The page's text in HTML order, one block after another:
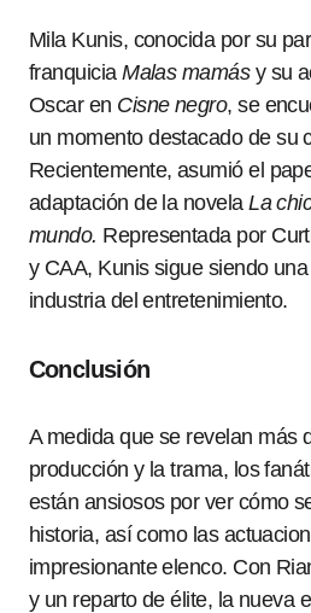
Mila Kunis, conocida por su
franquiciaMalas mamásy su
Oscar en Cisne negro, se
un momento destacado de su
Recientemente, asumió el
adaptación de la novelaLa
mundo. Representada por
y CAA, Kunis sigue siendo
industria del entretenimiento.
Conclusión
A medida que se revelan más
producción y la trama, los
están ansiosos por ver cómo
historia, así como las
impresionante elenco. Con
y un reparto de élite, la nueva